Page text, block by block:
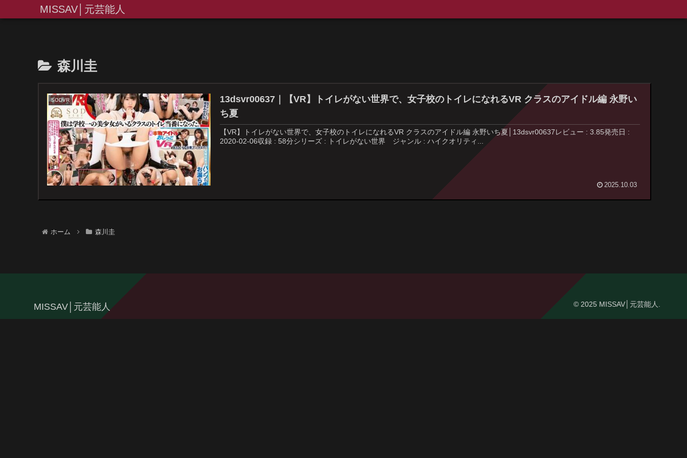
MISSAV│元芸能人
森川圭
SODVR
13dsvr00637｜【VR】トイレがない世界で、女子校のトイレになれるVR クラスのアイドル編 永野い
ち夏
【VR】トイレがない世界で、女子校のトイレになれるVR クラスのアイドル編 永野いち夏│13dsvr00637レビュー : 3.85発売日 :
2020-02-06収録 : 58分シリーズ : トイレがない世界 ジャンル : ハイクオリティ...
2025.10.03
ホーム 森川圭
MISSAV│元芸能人 © 2025 MISSAV│元芸能人.